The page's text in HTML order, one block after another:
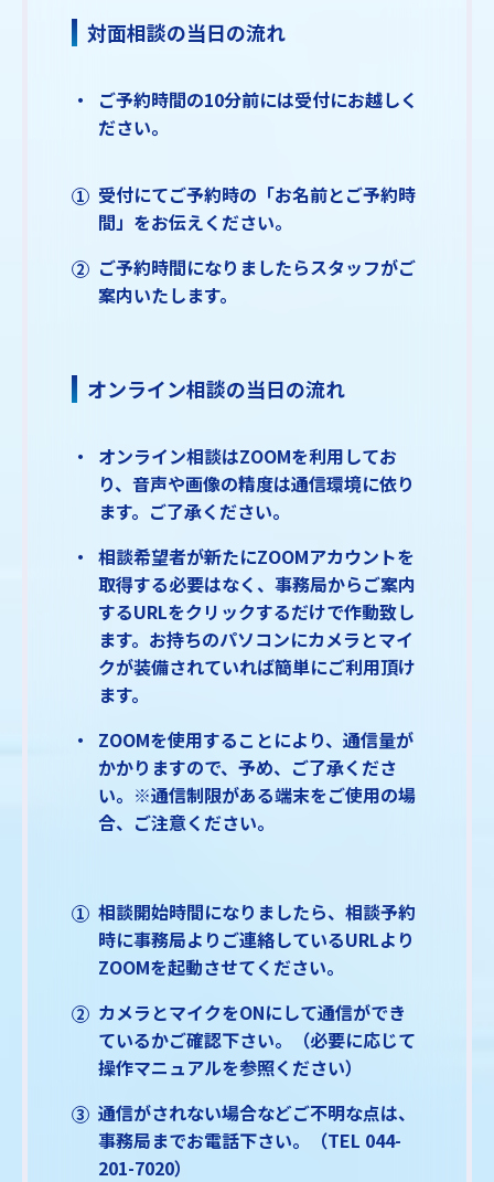
対面相談の当日の流れ
ご予約時間の10分前には受付にお越しく
ださい。
受付にてご予約時の「お名前とご予約時
間」をお伝えください。
ご予約時間になりましたらスタッフがご
案内いたします。
オンライン相談の当日の流れ
オンライン相談はZOOMを利用してお
り、音声や画像の精度は通信環境に依り
ます。ご了承ください。
相談希望者が新たにZOOMアカウントを
取得する必要はなく、事務局からご案内
するURLをクリックするだけで作動致し
ます。お持ちのパソコンにカメラとマイ
クが装備されていれば簡単にご利用頂け
ます。
ZOOMを使用することにより、通信量が
かかりますので、予め、ご了承くださ
い。※通信制限がある端末をご使用の場
合、ご注意ください。
相談開始時間になりましたら、相談予約
時に事務局よりご連絡しているURLより
ZOOMを起動させてください。
カメラとマイクをONにして通信ができ
ているかご確認下さい。（必要に応じて
操作マニュアルを参照ください）
通信がされない場合などご不明な点は、
事務局までお電話下さい。（TEL 044-
201-7020）